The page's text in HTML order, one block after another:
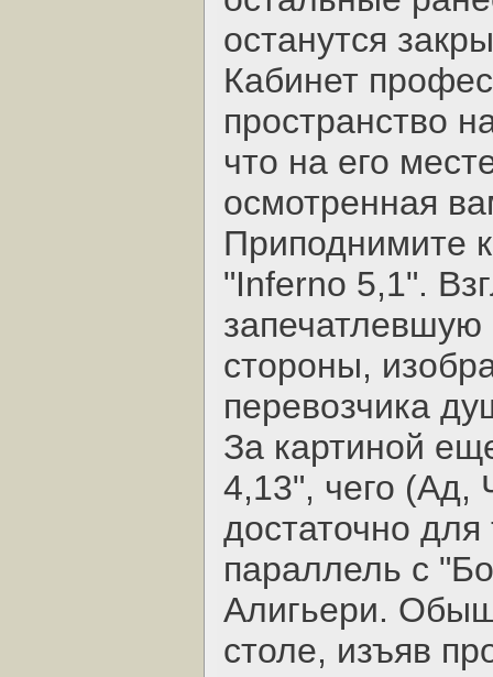
останутся
Кабинет
пространство
что на его
осмотренная
Приподнимите
"Inferno 5,1".
запечатлевшую
стороны,
перевозчика
За картиной
4,13", чего (Ад,
достаточно
параллель с
Алигьери.
столе, изъяв